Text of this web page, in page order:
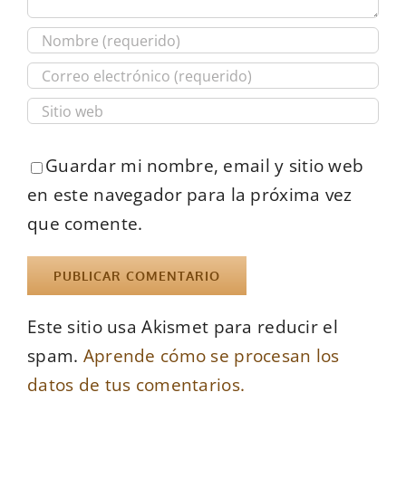
Guardar mi nombre, email y sitio web
en este navegador para la próxima vez
que comente.
Este sitio usa Akismet para reducir el
spam. Aprende cómo se procesan los
datos de tus comentarios.